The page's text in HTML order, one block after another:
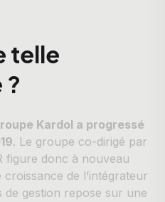
telle
?
Kardol a progressé
. Le groupe co-dirigé par
figure donc à nouveau
de l’intégrateur
de gestion repose sur une